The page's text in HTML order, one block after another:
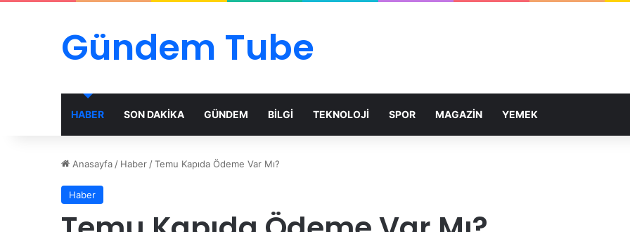
Gündem Tube
HABER SON DAKİKA GÜNDEM BİLGİ TEKNOLOJİ SPOR MAGAZİN YEMEK
Anasayfa / Haber /Temu Kapıda Ödeme Var Mı?
Haber